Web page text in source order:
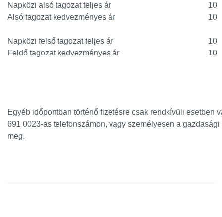
Napközi alsó tagozat teljes ár
10
Alsó tagozat kedvezményes ár
10
Napközi felső tagozat teljes ár
10
Feldő tagozat kedvezményes ár
10
Egyéb időpontban történő fizetésre csak rendkívüli esetben
691 0023-as telefonszámon, vagy személyesen a
meg.